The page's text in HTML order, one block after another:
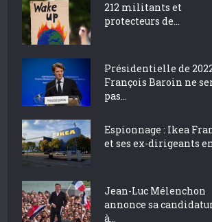
212 militants et
protecteurs de...
Présidentielle de
François Baroin ne
pas...
Espionnage : Ikea
et ses ex-dirigeants
Jean-Luc Mélenchon
annonce sa
à...